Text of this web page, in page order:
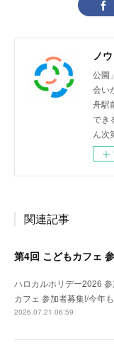
公園
会い
舟駅
でき
ん次
関連記事
ハロカルホリデー2026
カフェ 参加者募集!/今年
2026.07.21 06:59